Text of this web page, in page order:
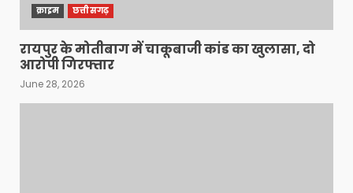
क्राइम छत्तीसगढ़
रायपुर के मोतीबाग में चाकूबाजी कांड का खुलासा, दो
आरोपी गिरफ्तार
June 28, 2026